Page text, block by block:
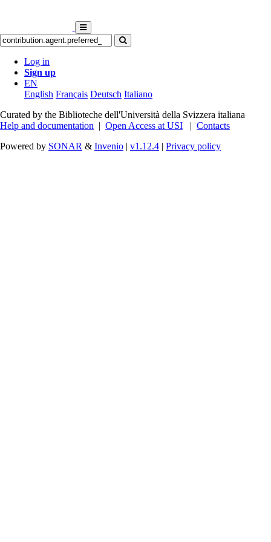
Log in
Sign up
EN
English Français Deutsch Italiano
Curated by the Biblioteche dell'Università della Svizzera italiana
Help and documentation | Open Access at USI | Contacts
Powered by SONAR & Invenio | v1.12.4 | Privacy policy